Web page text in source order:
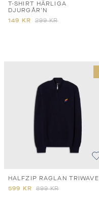
T-SHIRT HÄRLIGA
DJURGÅR'N
149 KR 299 KR
HALFZIP RAGLAN TRIWAVE
599 KR 899 KR